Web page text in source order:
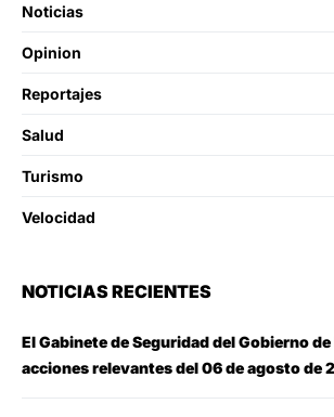
Noticias
Opinion
Reportajes
Salud
Turismo
Velocidad
NOTICIAS RECIENTES
El Gabinete de Seguridad del Gobierno
acciones relevantes del 06 de agosto de